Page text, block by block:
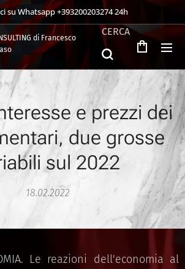
su Whatsapp +393200203274 24h
di Francesco
CERCA
e prezzi dei
due grosse
sul 2022
18.02.2022
Le reazioni dell'economia al